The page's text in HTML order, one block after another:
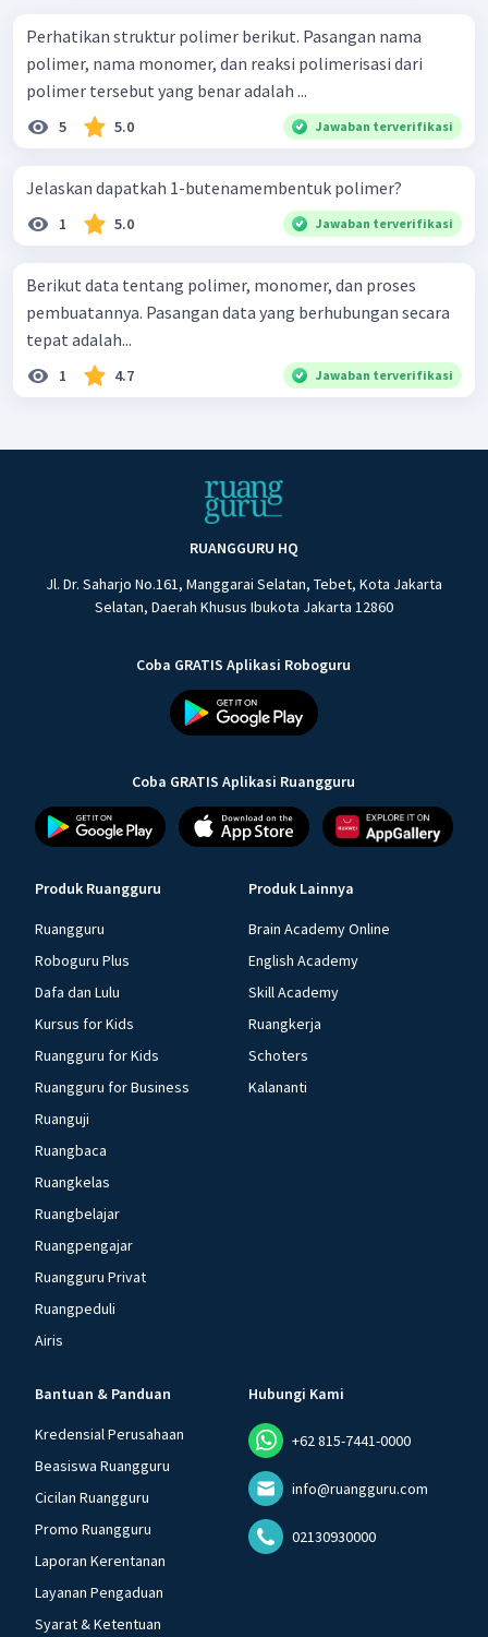
Perhatikan struktur polimer berikut. Pasangan nama
polimer, nama monomer, dan reaksi polimerisasi dari
polimer tersebut yang benar adalah ...
5 5.0 Jawaban terverifikasi
Jelaskan dapatkah 1-butenamembentuk polimer?
1 5.0 Jawaban terverifikasi
Berikut data tentang polimer, monomer, dan proses
pembuatannya. Pasangan data yang berhubungan secara
tepat adalah...
1 4.7 Jawaban terverifikasi
RUANGGURU HQ
Jl. Dr. Saharjo No.161, Manggarai Selatan, Tebet, Kota Jakarta
Selatan, Daerah Khusus Ibukota Jakarta 12860
Coba GRATIS Aplikasi Roboguru
Coba GRATIS Aplikasi Ruangguru
Produk Ruangguru
Ruangguru
Roboguru Plus
Dafa dan Lulu
Kursus for Kids
Ruangguru for Kids
Ruangguru for Business
Ruanguji
Ruangbaca
Ruangkelas
Ruangbelajar
Ruangpengajar
Ruangguru Privat
Ruangpeduli
Airis
Produk Lainnya
Brain Academy Online
English Academy
Skill Academy
Ruangkerja
Schoters
Kalananti
Bantuan & Panduan
Kredensial Perusahaan
Beasiswa Ruangguru
Cicilan Ruangguru
Promo Ruangguru
Laporan Kerentanan
Layanan Pengaduan
Syarat & Ketentuan
Hubungi Kami
+62 815-7441-0000
info@ruangguru.com
02130930000